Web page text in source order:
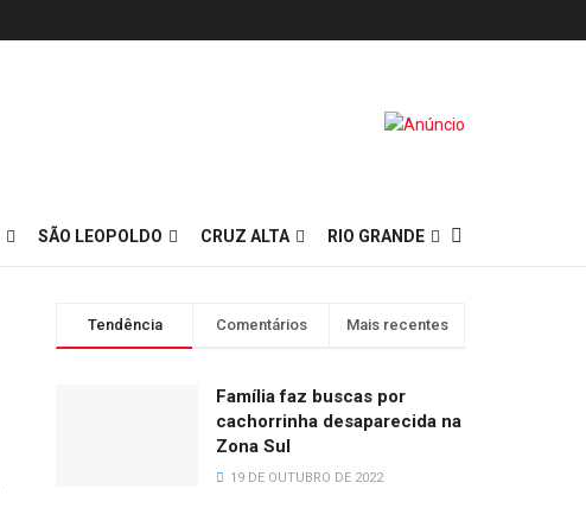
SÃO LEOPOLDO CRUZ ALTA RIO GRANDE
Tendência Comentários Mais recentes
Família faz buscas por
cachorrinha desaparecida na
Zona Sul
19 DE OUTUBRO DE 2022